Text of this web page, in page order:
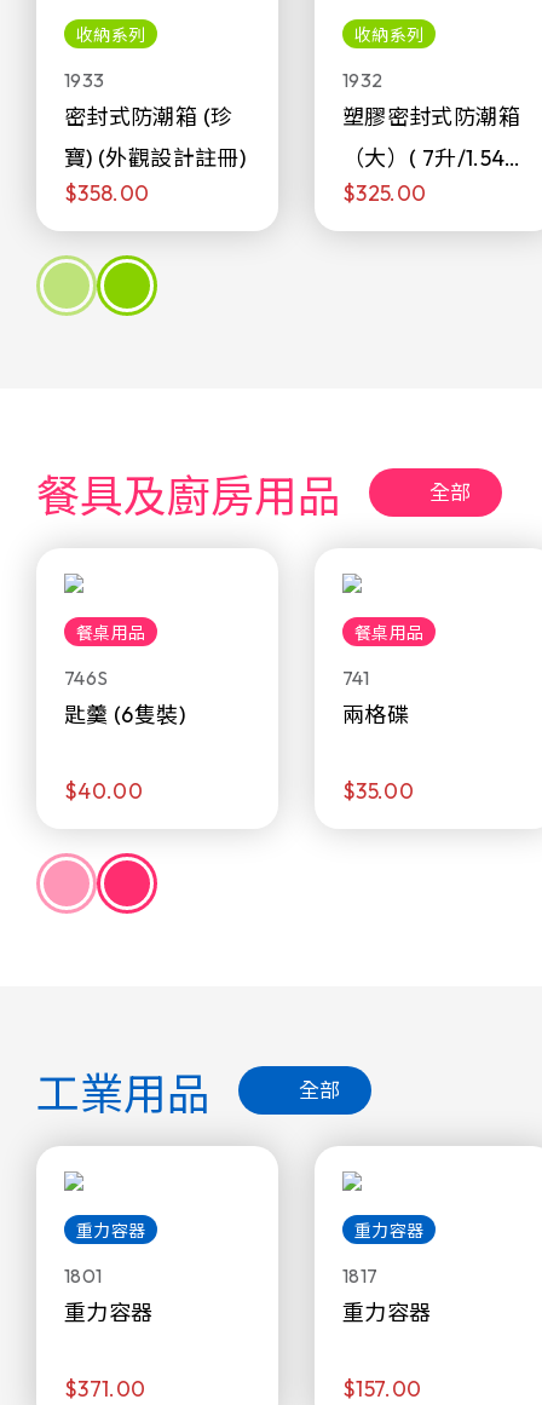
收納系列
1933
密封式防潮箱 (珍
寶) (外觀設計註冊)
$358.00
收納系列
1932
塑膠密封式防潮箱
（大）( 7升/1.54加
侖)
$325.00
餐具及廚房用品 全部
餐桌用品
746S
匙羹 (6隻裝)
$40.00
餐桌用品
741
兩格碟
$35.00
工業用品 全部
重力容器
1801
重力容器
$371.00
重力容器
1817
重力容器
$157.00